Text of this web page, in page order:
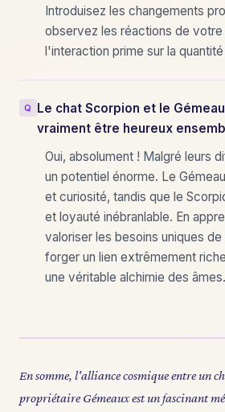
Introduisez les changements
observez les réactions de votre
l'interaction prime sur la
Le chat Scorpion et le
vraiment être heureux
Oui, absolument ! Malgré leurs
un potentiel énorme. Le
et curiosité, tandis que le
et loyauté inébranlable. En
valoriser les besoins uniques
forger un lien extrêmement
une véritable alchimie des âmes.
En somme, l'alliance cosmique entre un
propriétaire Gémeaux est un fascinant